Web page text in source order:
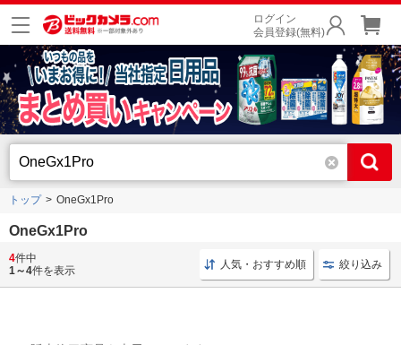
ログイン
会員登録(無料)
トップ OneGx1Pro
OneGx1Pro
お買い得セール お得なキャンペーン
4件中
1～4件を表示 人気・おすすめ順 絞り込み